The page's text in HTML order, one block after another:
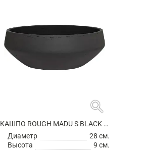
search
КАШПО ROUGH MADU S BLACK WASHED
Диаметр
28 см.
Высота
9 см.